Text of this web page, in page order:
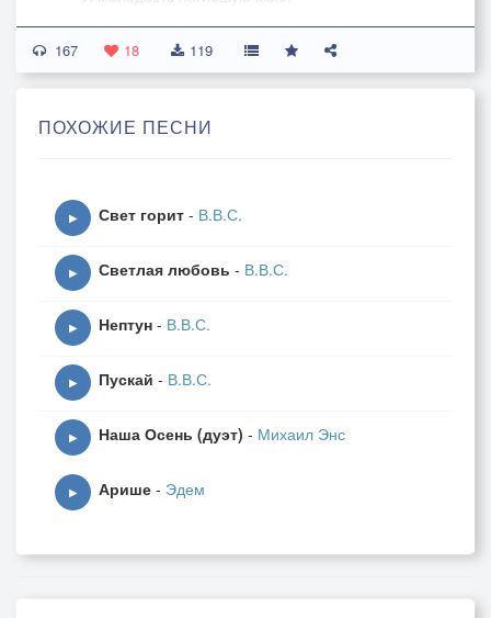
Когда порой я на тебя смотрю,
В твои глаза вникая долгим взором:
Но не с тобой я сердцем говорю.
В твоих чертах ищу черты другие;
В глазах огонь угаснувших очей.
167 18 119
ПОХОЖИЕ ПЕСНИ
▶ Свет горит - В.В.С.
▶ Светлая любовь - В.В.С.
▶ Нептун - В.В.С.
▶ Пускай - В.В.С.
▶ Наша Осень (дуэт) - Михаил Энс
▶ Арише - Эдем